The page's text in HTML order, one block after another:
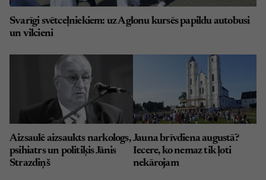
Svarīgi svētceļniekiem: uz Aglonu kursēs papildu autobusi
un vilcieni
Aizsaulē aizsaukts narkologs,
psihiatrs un politiķis Jānis
Strazdiņš
Jauna brīvdiena augustā?
Iecere, ko nemaz tik ļoti
nekārojam